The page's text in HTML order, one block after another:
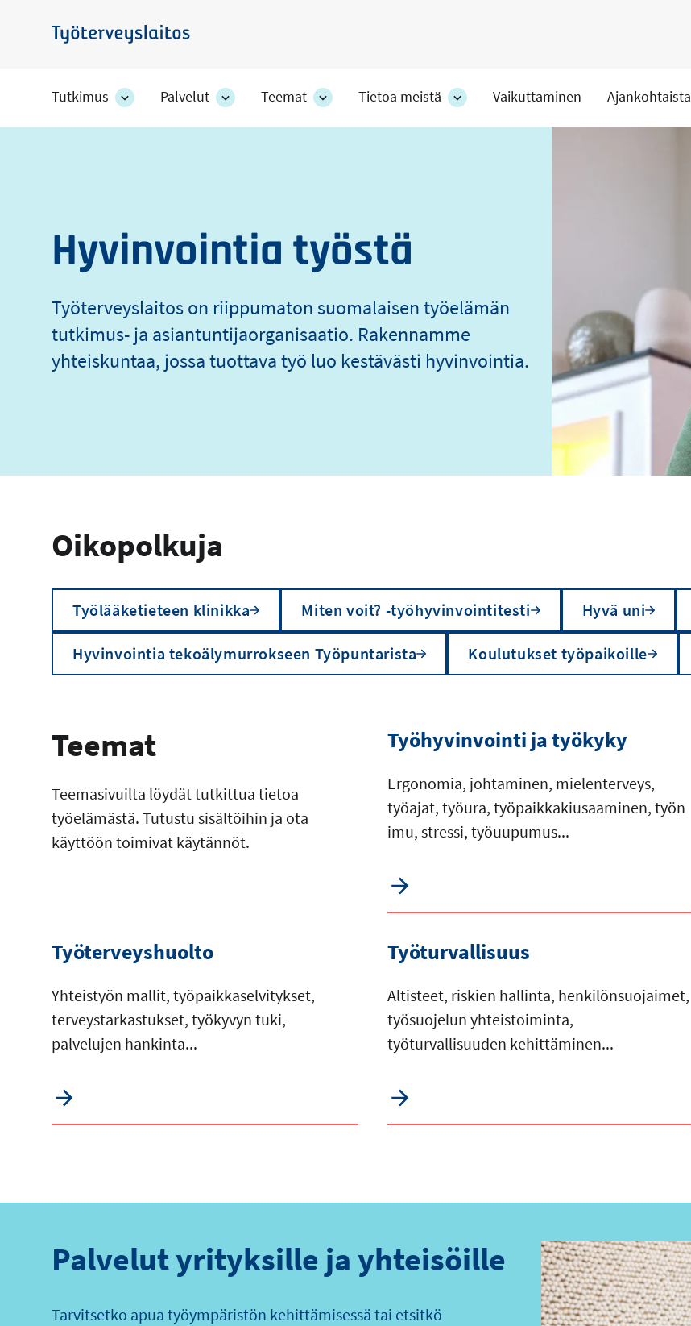
pääsisältöön
Työterveyslaitos
Tutkimus
Tutkimus
-
Palvelut
Palvelut
-
Teemat
Teemat
-
Tietoa meistä
Tietoa
meistä
Vaikuttaminen Ajankohtaista
Työterveyslaitos
Hyvinvointia työstä
Työterveyslaitos on riippumaton suomalaisen työelämän
tutkimus- ja asiantuntijaorganisaatio. Rakennamme
yhteiskuntaa, jossa tuottava työ luo kestävästi hyvinvointia.
Oikopolkuja
Työlääketieteen klinikka Miten voit? -työhyvinvointitesti Hyvä uni
Hyvinvointia tekoälymurrokseen Työpuntarista Koulutukset työpaikoille
Teemat
Teemasivuilta löydät tutkittua tietoa
työelämästä. Tutustu sisältöihin ja ota
käyttöön toimivat käytännöt.
Työhyvinvointi ja työkyky
Ergonomia, johtaminen, mielenterveys,
työajat, työura, työpaikkakiusaaminen, työn
imu, stressi, työuupumus...
Työterveyshuolto
Yhteistyön mallit, työpaikkaselvitykset,
terveystarkastukset, työkyvyn tuki,
palvelujen hankinta...
Työturvallisuus
Altisteet, riskien hallinta, henkilönsuojaimet,
työsuojelun yhteistoiminta,
työturvallisuuden kehittäminen...
Palvelut yrityksille ja yhteisöille
Tarvitsetko apua työympäristön kehittämisessä tai etsitkö